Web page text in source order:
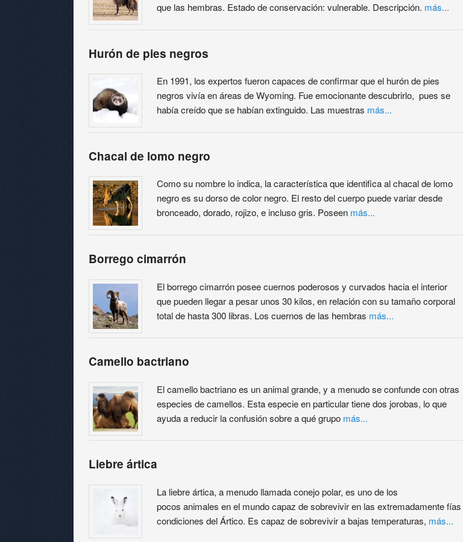
que las hembras. Estado de conservación: vulnerable. Descripción. más...
Hurón de pies negros
En 1991, los expertos fueron capaces de confirmar que el hurón de pies
negros vivía en áreas de Wyoming. Fue emocionante descubrirlo, pues se
había creído que se habían extinguido. Las muestras más...
Chacal de lomo negro
Como su nombre lo indica, la característica que identifica al chacal de lomo
negro es su dorso de color negro. El resto del cuerpo puede variar desde
bronceado, dorado, rojizo, e incluso gris. Poseen más...
Borrego cimarrón
El borrego cimarrón posee cuernos poderosos y curvados hacia el interior
que pueden llegar a pesar unos 30 kilos, en relación con su tamaño corporal
total de hasta 300 libras. Los cuernos de las hembras más...
Camello bactriano
El camello bactriano es un animal grande, y a menudo se confunde con otras
especies de camellos. Esta especie en particular tiene dos jorobas, lo que
ayuda a reducir la confusión sobre a qué grupo más...
Liebre ártica
La liebre ártica, a menudo llamada conejo polar, es uno de los
pocos animales en el mundo capaz de sobrevivir en las extremadamente fías
condiciones del Ártico. Es capaz de sobrevivir a bajas temperaturas, más...